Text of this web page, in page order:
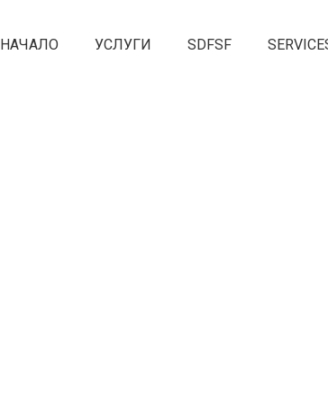
НАЧАЛО УСЛУГИ SDFSF